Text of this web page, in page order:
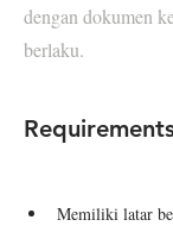
dengan dokumen
berlaku.
Memiliki latar